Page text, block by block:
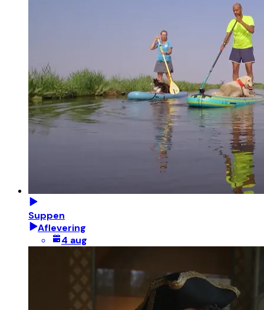
Suppen
Aflevering
4 aug